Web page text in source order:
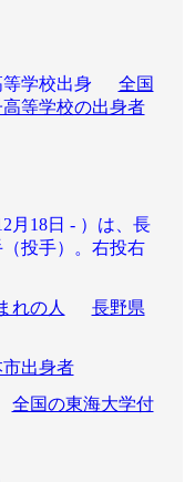
等学校出身 全国
等学校の出身者
月18日 - ）は、長
投手）。右投右
れの人
長野県
出身者
全国の東海大学付